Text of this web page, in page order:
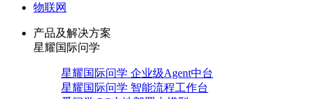
物联网
产品及解决方案
星耀国际问学
星耀国际问学 企业级Agent中台
星耀国际问学 智能流程工作台